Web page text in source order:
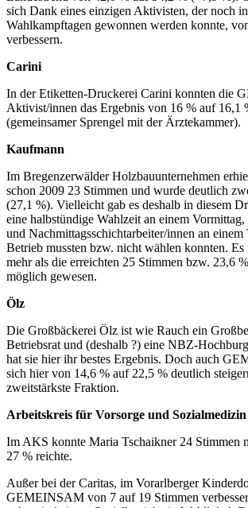
sich Dank eines einzigen Aktivisten, der noch
Wahlkampftagen gewonnen werden konnte,
verbessern.
Carini
In der Etiketten-Druckerei Carini konnten die
Aktivist/innen das Ergebnis von 16 % auf 16,1
(gemeinsamer Sprengel mit der Ärztekammer).
Kaufmann
Im Bregenzerwälder Holzbauunternehmen
schon 2009 23 Stimmen und wurde deutlich
(27,1 %). Vielleicht gab es deshalb in diesem
eine halbstündige Wahlzeit an einem
und Nachmittagsschichtarbeiter/innen an
Betrieb mussten bzw. nicht wählen konnten. Es
mehr als die erreichten 25 Stimmen bzw. 23,6
möglich gewesen.
Ölz
Die Großbäckerei Ölz ist wie Rauch ein
Betriebsrat und (deshalb ?) eine NBZ-
hat sie hier ihr bestes Ergebnis. Doch auch
sich hier von 14,6 % auf 22,5 % deutlich
zweitstärkste Fraktion.
Arbeitskreis für Vorsorge und Sozialmedizin
Im AKS konnte Maria Tschaikner 24 Stimmen
27 % reichte.
Außer bei der Caritas, im Vorarlberger
GEMEINSAM von 7 auf 19 Stimmen